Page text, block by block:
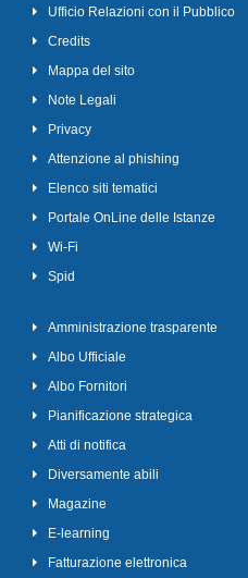
Ufficio Relazioni con il Pubblico
Credits
Mappa del sito
Note Legali
Privacy
Attenzione al phishing
Elenco siti tematici
Portale OnLine delle Istanze
Wi-Fi
Spid
Amministrazione trasparente
Albo Ufficiale
Albo Fornitori
Pianificazione strategica
Atti di notifica
Diversamente abili
Magazine
E-learning
Fatturazione elettronica